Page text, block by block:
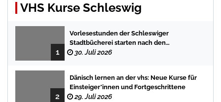
VHS Kurse Schleswig
1
Vorlesestunden der Schleswiger
Stadtbücherei starten nach den
Sommerferien mit spannenden
30. Juli 2026
2
Dänisch lernen an der vhs: Neue Kurse für
Einsteiger*innen und Fortgeschrittene
29. Juli 2026